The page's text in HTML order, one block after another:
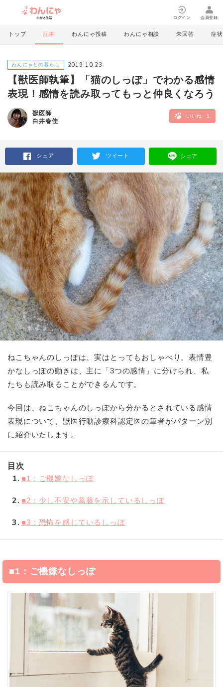
ログイン 会員登録
トップ 記事 わんにゃ投稿 わんにゃ相談 未回答 症状
わんにゃとの暮らし 2019.10.23
【獣医師執筆】「猫のしっぽ」でわかる感情
表現！感情を読み取ってもっと仲良くなろう
獣医師
白井春佳
いいね 1
シェア ツイート シェア
ねこちゃんのしっぽは、実はとってもおしゃべり。表情豊
かなしっぽの動きは、主に「3つの感情」に分けられ、私
たちも読み取ることができるんです。
今回は、ねこちゃんのしっぽから分かるとされている感情
表現について、獣医行動診療科認定医の筆者がパターン別
に紹介いたします。
目次
1 ■1：ご機嫌なしっぽ
2 ■2：少し不安や葛藤を示しているしっぽ
3 ■3：恐怖を感じているしっぽ
■1：ご機嫌なしっぽ